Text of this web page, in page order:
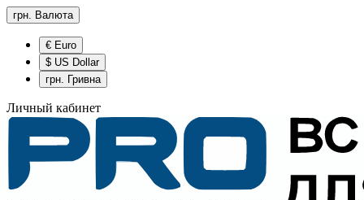
грн. Валюта
€ Euro
$ US Dollar
грн. Гривна
Личный кабинет